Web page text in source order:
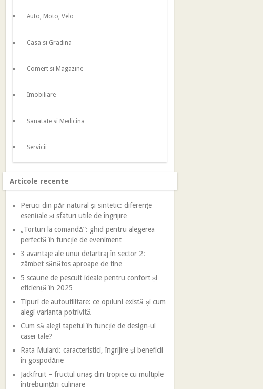
Auto, Moto, Velo
Casa si Gradina
Comert si Magazine
Imobiliare
Sanatate si Medicina
Servicii
Articole recente
Peruci din păr natural și sintetic: diferențe
esențiale și sfaturi utile de îngrijire
„Torturi la comandă”: ghid pentru alegerea
perfectă în funcție de eveniment
3 avantaje ale unui detartraj în sector 2:
zâmbet sănătos aproape de tine
5 scaune de pescuit ideale pentru confort și
eficiență în 2025
Tipuri de autoutilitare: ce opțiuni există și cum
alegi varianta potrivită
Cum să alegi tapetul în funcție de design-ul
casei tale?
Rata Mulard: caracteristici, îngrijire și beneficii
în gospodărie
Jackfruit – fructul uriaș din tropice cu multiple
întrebuințări culinare